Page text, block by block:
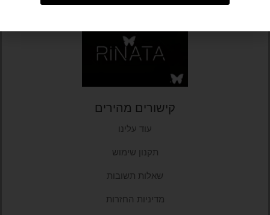
קישורים מהירים
עוד עלינו
תקנון שימוש
שאלות תשובות
מדיניות החזרות